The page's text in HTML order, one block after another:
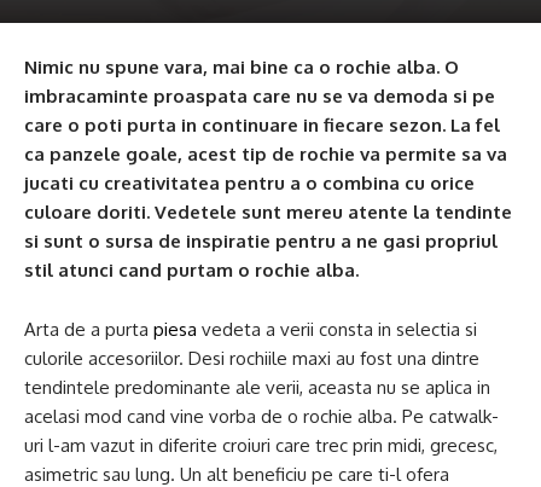
Nimic nu spune vara, mai bine ca o rochie alba. O
imbracaminte proaspata care nu se va demoda si pe
care o poti purta in continuare in fiecare sezon. La fel
ca panzele goale, acest tip de rochie va permite sa va
jucati cu creativitatea pentru a o combina cu orice
culoare doriti. Vedetele sunt mereu atente la tendinte
si sunt o sursa de inspiratie pentru a ne gasi propriul
stil atunci cand purtam o rochie alba.
Arta de a purta piesa vedeta a verii consta in selectia si
culorile accesoriilor. Desi rochiile maxi au fost una dintre
tendintele predominante ale verii, aceasta nu se aplica in
acelasi mod cand vine vorba de o rochie alba. Pe catwalk-
uri l-am vazut in diferite croiuri care trec prin midi, grecesc,
asimetric sau lung. Un alt beneficiu pe care ti-l ofera